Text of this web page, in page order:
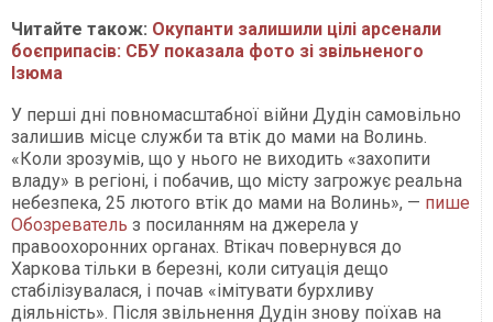
Читайте також: Окупанти залишили цілі арсенали
боєприпасів: СБУ показала фото зі звільненого
Ізюма
У перші дні повномасштабної війни Дудін самовільно
залишив місце служби та втік до мами на Волинь.
«Коли зрозумів, що у нього не виходить «захопити
владу» в регіоні, і побачив, що місту загрожує реальна
небезпека, 25 лютого втік до мами на Волинь», — пише
Обозреватель з посиланням на джерела у
правоохоронних органах. Втікач повернувся до
Харкова тільки в березні, коли ситуація дещо
стабілізувалася, і почав «імітувати бурхливу
діяльність». Після звільнення Дудін знову поїхав на